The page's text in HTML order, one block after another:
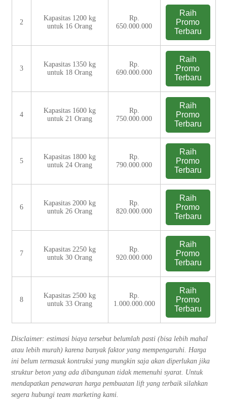
2
Kapasitas 1200 kg
untuk 16 Orang
Rp.
650.000.000
Raih
Promo
Terbaru
3
Kapasitas 1350 kg
untuk 18 Orang
Rp.
690.000.000
Raih
Promo
Terbaru
4
Kapasitas 1600 kg
untuk 21 Orang
Rp.
750.000.000
Raih
Promo
Terbaru
5
Kapasitas 1800 kg
untuk 24 Orang
Rp.
790.000.000
Raih
Promo
Terbaru
6
Kapasitas 2000 kg
untuk 26 Orang
Rp.
820.000.000
Raih
Promo
Terbaru
7
Kapasitas 2250 kg
untuk 30 Orang
Rp.
920.000.000
Raih
Promo
Terbaru
8
Kapasitas 2500 kg
untuk 33 Orang
Rp.
1.000.000.000
Raih
Promo
Terbaru
Disclaimer: estimasi biaya tersebut belumlah pasti (bisa lebih mahal
atau lebih murah) karena banyak faktor yang mempengaruhi. Harga
ini belum termasuk kontruksi yang mungkin saja akan diperlukan jika
struktur beton yang ada dibangunan tidak memenuhi syarat. Untuk
mendapatkan penawaran harga pembuatan lift yang terbaik silahkan
segera hubungi team marketing kami.